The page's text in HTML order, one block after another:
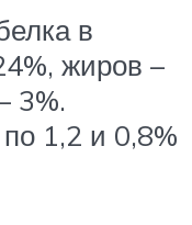
в
жиров –
3%.
1,2 и 0,8%